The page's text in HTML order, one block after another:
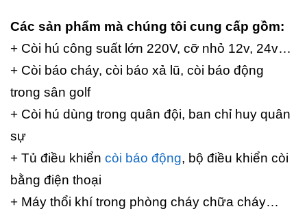
Các sản phẩm mà chúng tôi cung cấp gồm:
+ Còi hú công suất lớn 220V, cỡ nhỏ 12v, 24v…
+ Còi báo cháy, còi báo xả lũ, còi báo động
trong sân golf
+ Còi hú dùng trong quân đội, ban chỉ huy quân
sự
+ Tủ điều khiển còi báo động, bộ điều khiển còi
bằng điện thoại
+ Máy thổi khí trong phòng cháy chữa cháy…